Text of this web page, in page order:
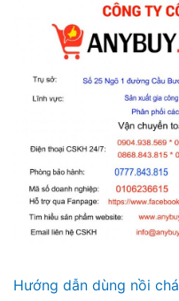
Hướng dẫn dùng nồi